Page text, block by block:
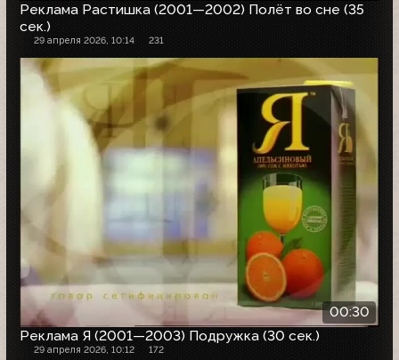
Реклама Растишка (2001—2002) Полёт во сне (35
сек.)
29 апреля 2026, 10:14 231
00:30
Реклама Я (2001—2003) Подружка (30 сек.)
29 апреля 2026, 10:12 172